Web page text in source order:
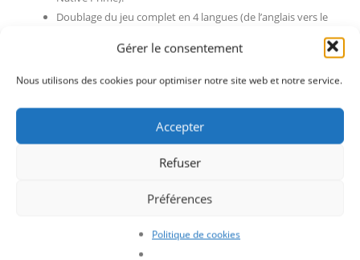
Gérer le consentement
Nous utilisons des cookies pour optimiser notre site web et notre service.
Accepter
Refuser
Préférences
Politique de cookies
Doublage du jeu complet en 4 langues (de l’anglais vers le
français par G4F, et l’allemand, espagnol, italien par Native